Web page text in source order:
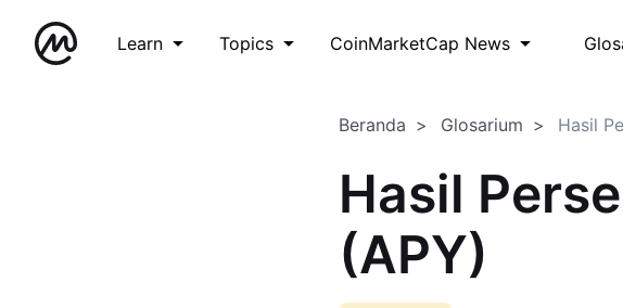
Learn Topics CoinMarketCap News
Beranda Glosarium Hasil
Hasil
(APY)